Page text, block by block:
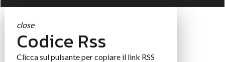
close
Codice Rss
Clicca sul pulsante per copiare il link RSS